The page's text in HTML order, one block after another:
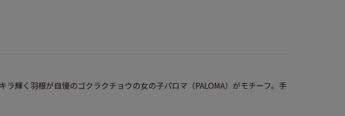
輝く羽根が自慢のゴクラクチョウの女の子パロマ（PALOMA）がモチーフ。手